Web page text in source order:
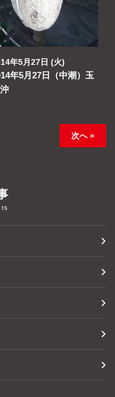
年5月27日 (火)
年5月27日（中潮）玉
次へ »